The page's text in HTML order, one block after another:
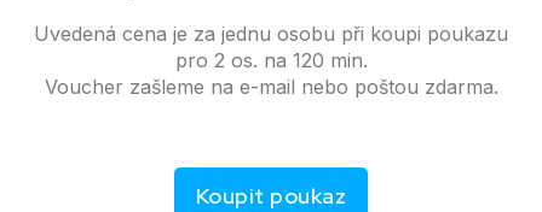
Uvedená cena je za jednu osobu při koupi poukazu
pro 2 os. na 120 min.
Voucher zašleme na e-mail nebo poštou zdarma.
Koupit poukaz